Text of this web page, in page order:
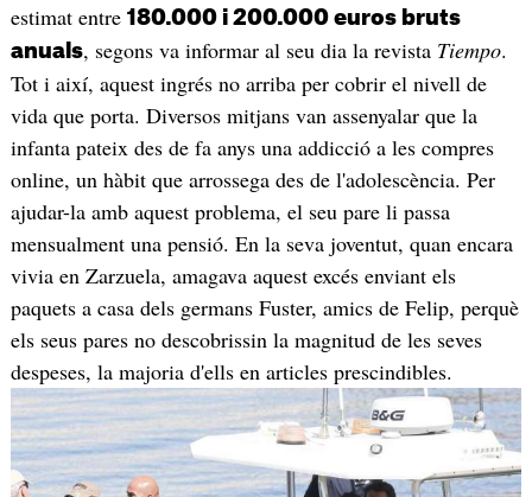
estimat entre 180.000 i 200.000 euros bruts
anuals, segons va informar al seu dia la revista Tiempo.
Tot i així, aquest ingrés no arriba per cobrir el nivell de
vida que porta. Diversos mitjans van assenyalar que la
infanta pateix des de fa anys una addicció a les compres
online, un hàbit que arrossega des de l'adolescència. Per
ajudar-la amb aquest problema, el seu pare li passa
mensualment una pensió. En la seva joventut, quan encara
vivia en Zarzuela, amagava aquest excés enviant els
paquets a casa dels germans Fuster, amics de Felip, perquè
els seus pares no descobrissin la magnitud de les seves
despeses, la majoria d'ells en articles prescindibles.